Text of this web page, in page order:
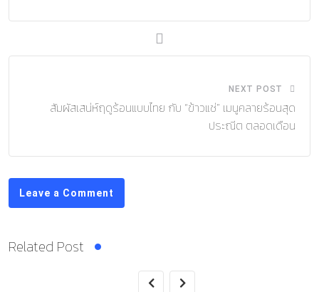
NEXT POST
สัมผัสเสน่ห์ฤดูร้อนแบบไทย กับ “ข้าวแช่” เมนูคลายร้อนสุด
ประณีต ตลอดเดือน
Leave a Comment
Related Post